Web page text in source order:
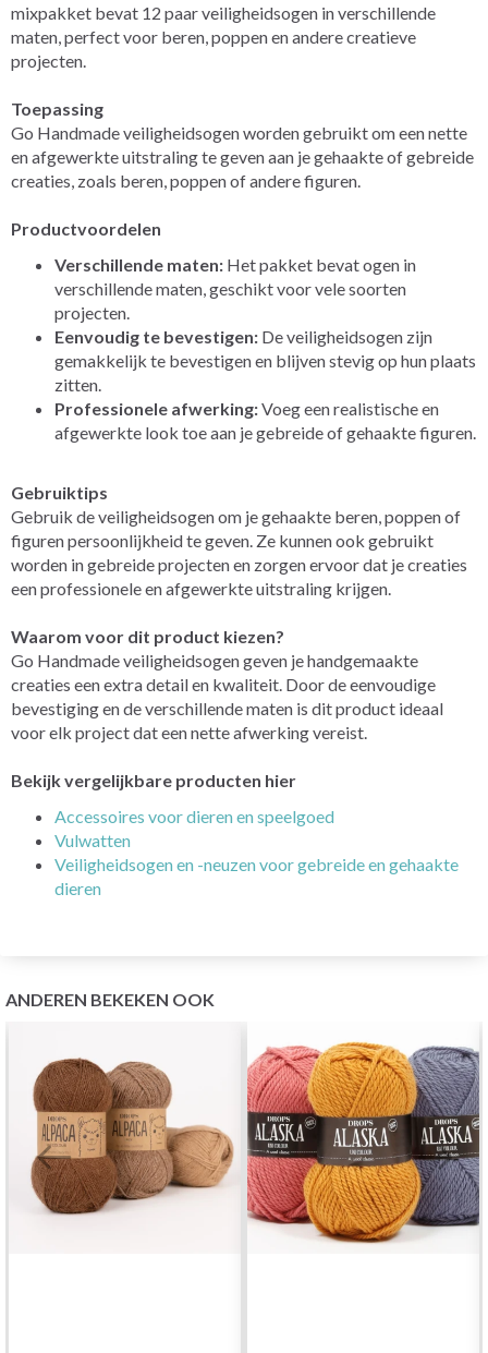
mixpakket bevat 12 paar veiligheidsogen in verschillende
maten, perfect voor beren, poppen en andere creatieve
projecten.
Toepassing
Go Handmade veiligheidsogen worden gebruikt om een nette
en afgewerkte uitstraling te geven aan je gehaakte of gebreide
creaties, zoals beren, poppen of andere figuren.
Productvoordelen
Verschillende maten: Het pakket bevat ogen in
verschillende maten, geschikt voor vele soorten
projecten.
Eenvoudig te bevestigen: De veiligheidsogen zijn
gemakkelijk te bevestigen en blijven stevig op hun plaats
zitten.
Professionele afwerking:Voeg een realistische en
afgewerkte look toe aan je gebreide of gehaakte figuren.
Gebruiktips
Gebruik de veiligheidsogen om je gehaakte beren, poppen of
figuren persoonlijkheid te geven. Ze kunnen ook gebruikt
worden in gebreide projecten en zorgen ervoor dat je creaties
een professionele en afgewerkte uitstraling krijgen.
Waarom voor dit product kiezen?
Go Handmade veiligheidsogen geven je handgemaakte
creaties een extra detail en kwaliteit. Door de eenvoudige
bevestiging en de verschillende maten is dit product ideaal
voor elk project dat een nette afwerking vereist.
Bekijk vergelijkbare producten hier
Accessoires voor dieren en speelgoed
Vulwatten
Veiligheidsogen en -neuzen voor gebreide en gehaakte
dieren
ANDEREN BEKEKEN OOK